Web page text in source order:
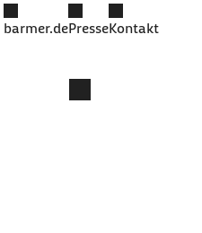
barmer.dePresseKontakt